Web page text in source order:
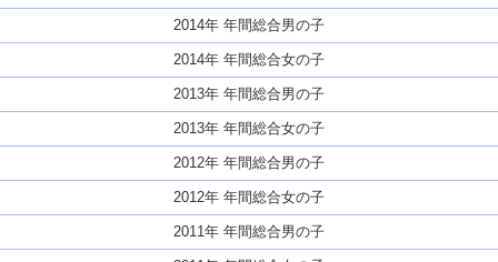
2014年 年間総合男の子
2014年 年間総合女の子
2013年 年間総合男の子
2013年 年間総合女の子
2012年 年間総合男の子
2012年 年間総合女の子
2011年 年間総合男の子